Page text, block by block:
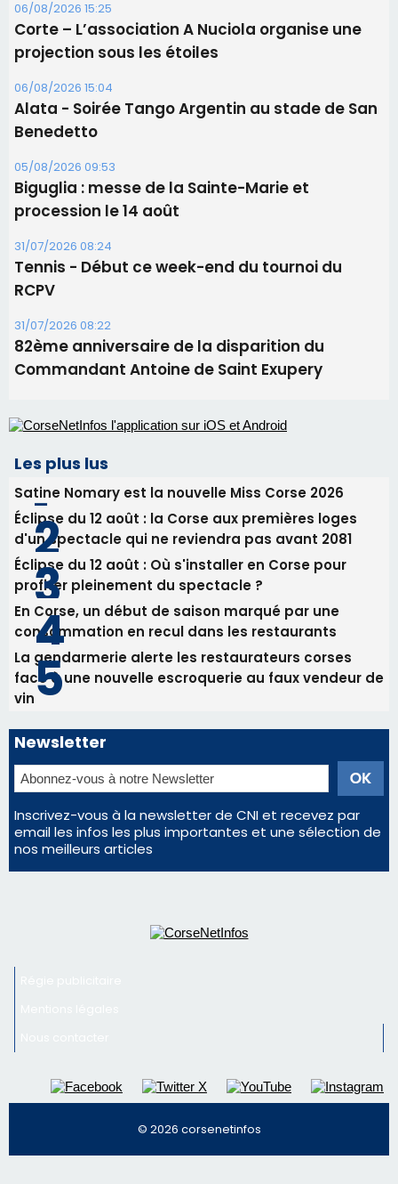
projection sous les étoiles
06/08/2026 15:04
Alata - Soirée Tango Argentin au stade de San
Benedetto
05/08/2026 09:53
procession le 14 août
31/07/2026 08:24
Tennis - Début ce week-end du tournoi du
RCPV
31/07/2026 08:22
Commandant Antoine de Saint Exupery
Les plus lus
Éclipse du 12 août : la Corse aux premières loges
d'un spectacle qui ne reviendra pas avant 2081
Éclipse du 12 août : Où s'installer en Corse pour
profiter pleinement du spectacle ?
En Corse, un début de saison marqué par une
consommation en recul dans les restaurants
La gendarmerie alerte les restaurateurs corses
face à une nouvelle escroquerie au faux vendeur de
vin
Newsletter
Inscrivez-vous à la newsletter de CNI et recevez par
email les infos les plus importantes et une sélection de
nos meilleurs articles
© 2026 corsenetinfos